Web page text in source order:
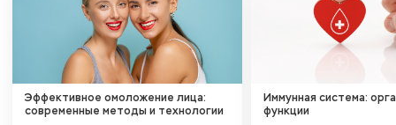
Эффективное омоложение лица:
современные методы и технологии
Иммунная система:
функции